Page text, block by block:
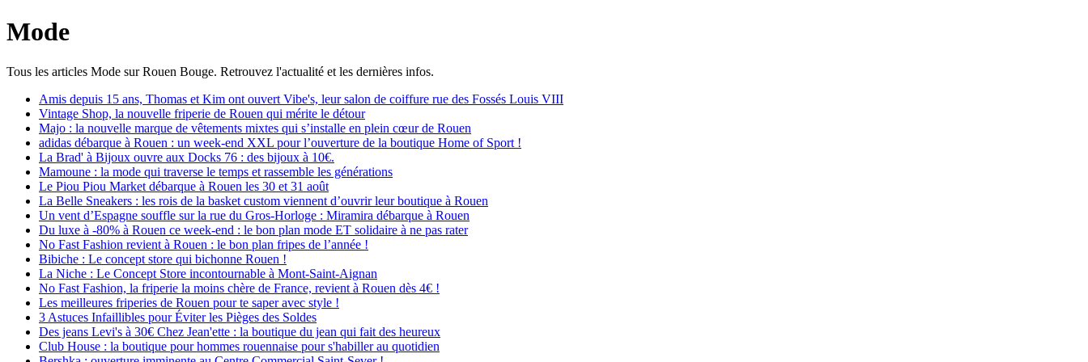
Mode
Tous les articles Mode sur Rouen Bouge. Retrouvez l'actualité et les dernières infos.
Amis depuis 15 ans, Thomas et Kim ont ouvert Vibe's, leur salon de coiffure rue des Fossés Louis VIII
Vintage Shop, la nouvelle friperie de Rouen qui mérite le détour
Majo : la nouvelle marque de vêtements mixtes qui s’installe en plein cœur de Rouen
adidas débarque à Rouen : un week-end XXL pour l’ouverture de la boutique Home of Sport !
La Brad' à Bijoux ouvre aux Docks 76 : des bijoux à 10€.
Mamoune : la mode qui traverse le temps et rassemble les générations
Le Piou Piou Market débarque à Rouen les 30 et 31 août
La Belle Sneakers : les rois de la basket custom viennent d’ouvrir leur boutique à Rouen
Un vent d’Espagne souffle sur la rue du Gros-Horloge : Miramira débarque à Rouen
Du luxe à -80% à Rouen ce week-end : le bon plan mode ET solidaire à ne pas rater
No Fast Fashion revient à Rouen : le bon plan fripes de l’année !
Bibiche : Le concept store qui bichonne Rouen !
La Niche : Le Concept Store incontournable à Mont-Saint-Aignan
No Fast Fashion, la friperie la moins chère de France, revient à Rouen dès 4€ !
Les meilleures friperies de Rouen pour te saper avec style !
3 Astuces Infaillibles pour Éviter les Pièges des Soldes
Des jeans Levi's à 30€ Chez Jean'ette : la boutique du jean qui fait des heureux
Club House : la boutique pour hommes rouennaise pour s'habiller au quotidien